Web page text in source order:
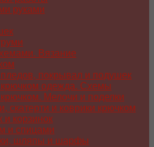
руками
Вязание
покрывал и подушек
крючком одежда. Схемы
Мелочи и поделки
скатерти и коврики крючком
и корзинок
и спицами
шляпы и шарфы